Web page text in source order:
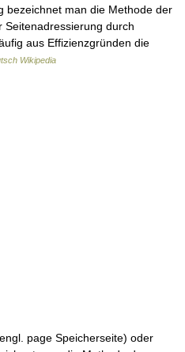
bezeichnet man die Methode der
Seitenadressierung durch
aus Effizienzgründen die
Wikipedia
page Speicherseite) oder